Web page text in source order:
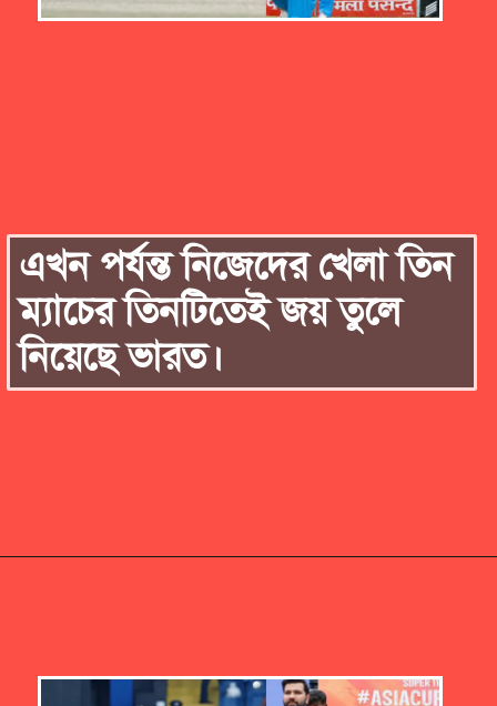
এখন পর্যন্ত নিজেদের খেলা তিন
ম্যাচের তিনটিতেই জয় তুলে
নিয়েছে ভারত।